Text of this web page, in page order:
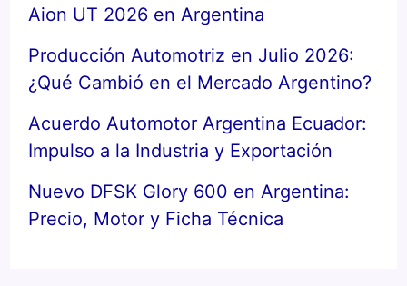
Aion UT 2026 en Argentina
Producción Automotriz en Julio 2026:
¿Qué Cambió en el Mercado Argentino?
Acuerdo Automotor Argentina Ecuador:
Impulso a la Industria y Exportación
Nuevo DFSK Glory 600 en Argentina:
Precio, Motor y Ficha Técnica